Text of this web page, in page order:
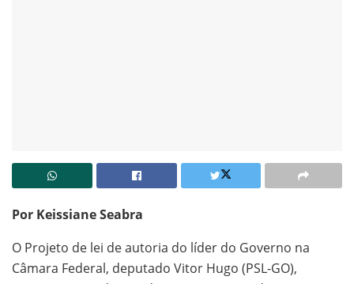
Por Keissiane Seabra
O Projeto de lei de autoria do líder do Governo na
Câmara Federal, deputado Vitor Hugo (PSL-GO),